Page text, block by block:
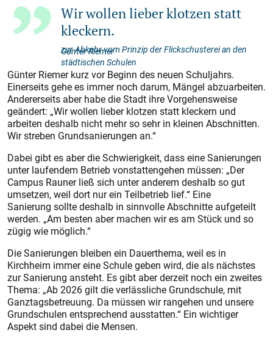
Wir wollen lieber klotzen statt
kleckern.
Günter Riemer
zur Abkehr vom Prinzip der Flickschus­terei an den
städtischen Schulen
Günter Riemer kurz vor Beginn des neuen Schuljahrs.
Einerseits gehe es immer noch darum, Mängel abzuarbeiten.
Andererseits aber habe die Stadt ihre Vorgehensweise
geändert: „Wir wollen lieber klotzen statt kleckern und
arbeiten deshalb nicht mehr so sehr in kleinen Abschnitten.
Wir streben Grundsanierungen an.“
Dabei gibt es aber die Schwierigkeit, dass eine Sanierungen
unter laufendem Betrieb vonstattengehen müssen: „Der
Campus Rauner ließ sich unter anderem deshalb so gut
umsetzen, weil dort nur ein Teilbetrieb lief.“ Eine
Sanierung sollte deshalb in sinnvolle Abschnitte aufgeteilt
werden. „Am besten aber machen wir es am Stück und so
zügig wie möglich.“
Die Sanierungen bleiben ein Dauerthema, weil es in
Kirchheim immer eine Schule geben wird, die als nächstes
zur Sanierung ansteht. Es gibt aber derzeit noch ein zweites
Thema: „Ab 2026 gilt die verlässliche Grundschule, mit
Ganztagsbetreuung. Da müssen wir rangehen und unsere
Grundschulen entsprechend ausstatten.“ Ein wichtiger
Aspekt sind dabei die Mensen.